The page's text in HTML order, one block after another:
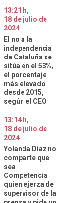
13:21 h,
18 de julio de
2024
El no a la
independencia
de Cataluña se
sitúa en el 53%,
el porcentaje
más elevado
desde 2015,
según el CEO
13:14 h,
18 de julio de
2024
Yolanda Díaz no
comparte que
sea
Competencia
quien ejerza de
supervisor de la